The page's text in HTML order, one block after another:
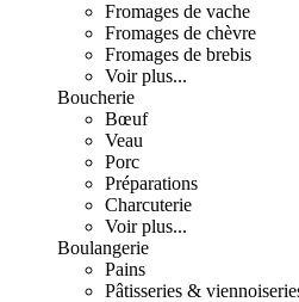
Fromages de vache
Fromages de chèvre
Fromages de brebis
Voir plus...
Boucherie
Bœuf
Veau
Porc
Préparations
Charcuterie
Voir plus...
Boulangerie
Pains
Pâtisseries &